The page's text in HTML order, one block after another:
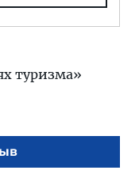
туризма»